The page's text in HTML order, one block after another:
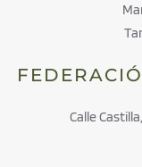
Calle